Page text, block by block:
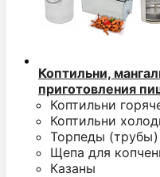
Коптильни,
приготовления
Коптильни
Коптильни
Торпеды
Щепа для
Казаны